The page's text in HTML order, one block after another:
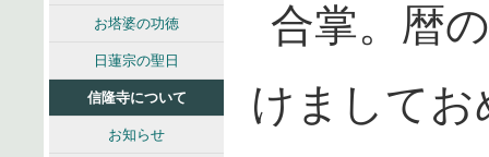
お塔婆の功徳
日蓮宗の聖日
信隆寺について
お知らせ
合掌。暦
けまして